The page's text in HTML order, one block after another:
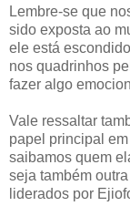
Lembre-se que
sido exposta ao
ele está
nos quadrinhos
fazer algo
Vale ressaltar
papel principal
saibamos quem
seja também
liderados por